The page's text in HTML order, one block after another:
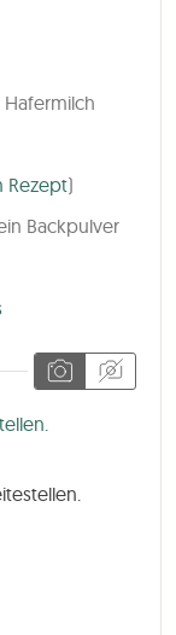
Rezept)
Backpulver